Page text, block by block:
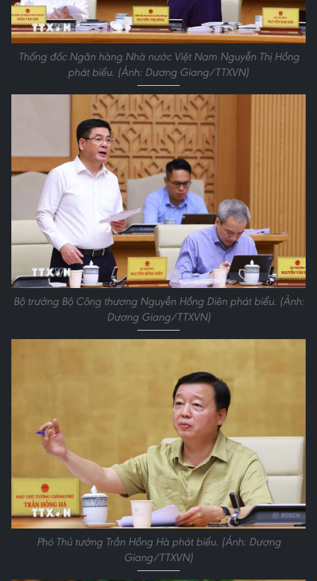
Thống đốc Ngân hàng Nhà nước Việt Nam Nguyễn Thị Hồng
phát biểu. (Ảnh: Dương Giang/TTXVN)
Bộ trưởng Bộ Công thương Nguyễn Hồng Diên phát biểu. (Ảnh:
Dương Giang/TTXVN)
Phó Thủ tướng Trần Hồng Hà phát biểu. (Ảnh: Dương
Giang/TTXVN)